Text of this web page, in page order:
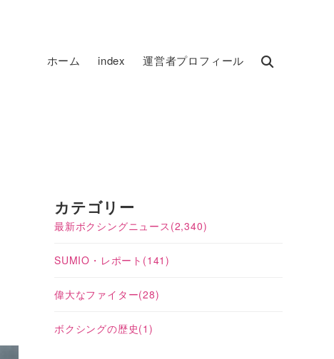
ホーム index 運営者プロフィール
カテゴリー
最新ボクシングニュース (2,340)
SUMIO・レポート (141)
偉大なファイター(28)
ボクシングの歴史(1)